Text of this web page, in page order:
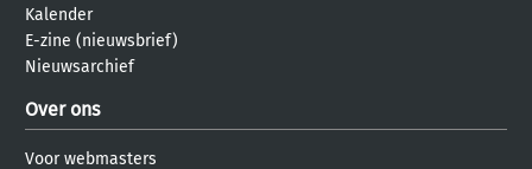
Kalender
E-zine (nieuwsbrief)
Nieuwsarchief
Over ons
Voor webmasters